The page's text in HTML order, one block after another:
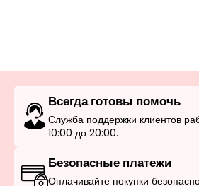
Всегда готовы помочь
Служба поддержки клиентов
10:00 до 20:00.
Безопасные платежи
Оплачивайте покупки